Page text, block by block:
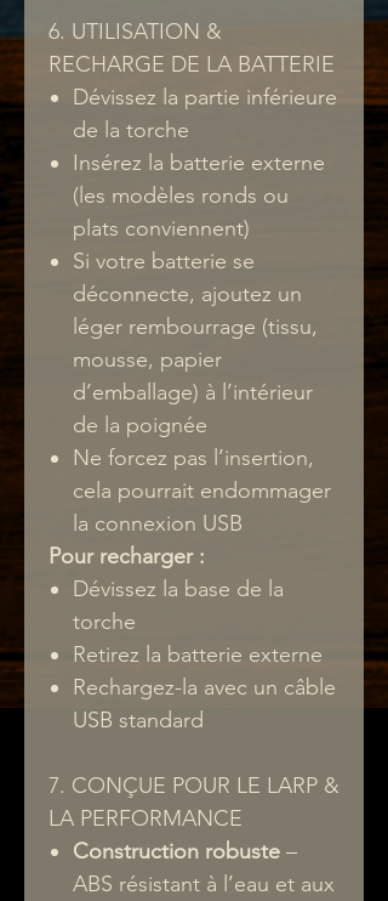
6. UTILISATION &
RECHARGE DE LA BATTERIE
Dévissez la partie inférieure
de la torche
Insérez la batterie externe
(les modèles ronds ou
plats conviennent)
Si votre batterie se
déconnecte, ajoutez un
léger rembourrage (tissu,
mousse, papier
d’emballage) à l’intérieur
de la poignée
Ne forcez pas l’insertion,
cela pourrait endommager
la connexion USB
Pour recharger :
Dévissez la base de la
torche
Retirez la batterie externe
Rechargez-la avec un câble
USB standard
7. CONÇUE POUR LE LARP &
LA PERFORMANCE
Construction robuste –
ABS résistant à l’eau et aux